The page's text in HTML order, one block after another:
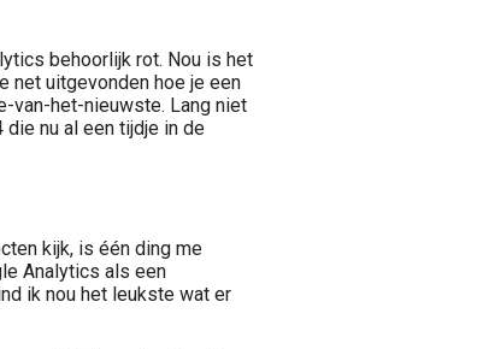
behoorlijk rot. Nou is het
net uitgevonden hoe je een
van-het-nieuwste. Lang niet
die nu al een tijdje in de
kijk, is één ding me
Analytics als een
ik nou het leukste wat er